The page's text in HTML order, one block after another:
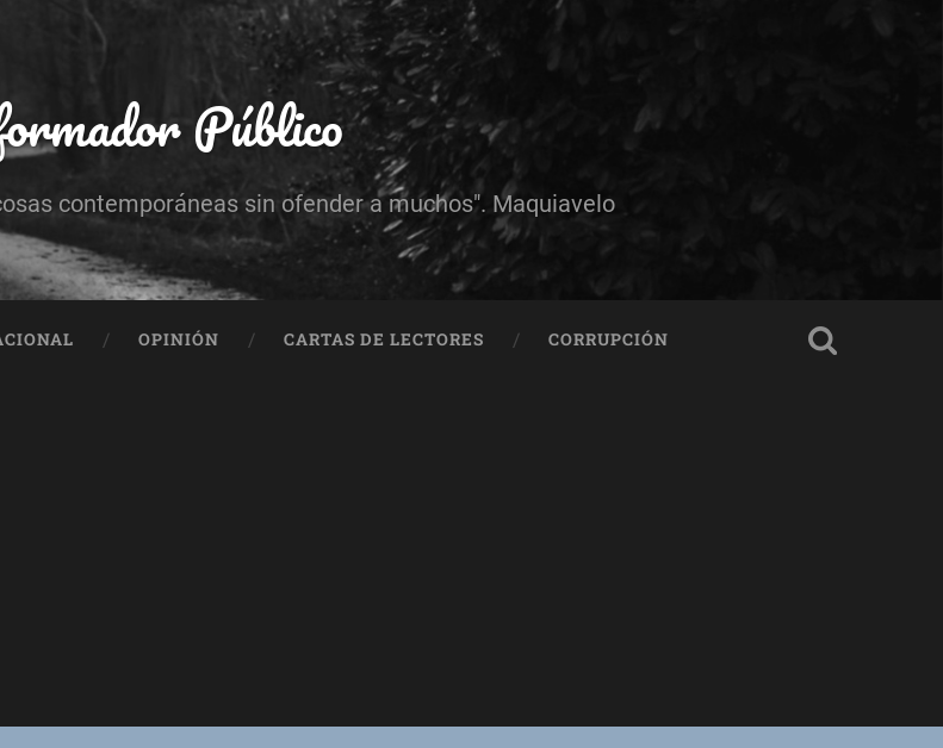
Público
contemporáneas sin ofender a muchos". Maquiavelo
OPINIÓN CARTAS DE LECTORES CORRUPCIÓN